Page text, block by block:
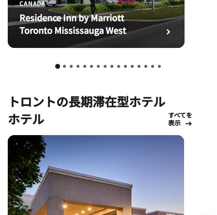
CANADA
Residence Inn by Marriott
Toronto Mississauga West
トロントの長期滞在型ホテル
ホテル
すべてを
表示